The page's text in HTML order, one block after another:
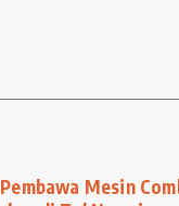
Mesin